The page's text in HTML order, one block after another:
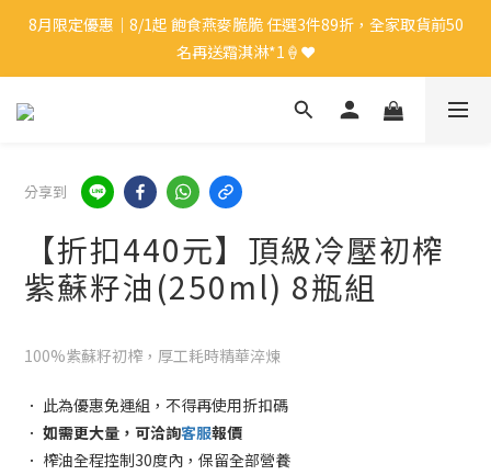
8月限定優惠｜8/1起 飽食燕麥脆脆 任選3件89折，全家取貨前50
名再送霜淇淋*1🍦❤️
8月限定優惠｜8/1起 飽食燕麥脆脆 任選3件89折，全家取貨前50
名再送霜淇淋*1🍦❤️
新會員🎁｜註冊會員即送$50購物金
中秋禮盒優惠｜單盒折起，最高享9折再送蛋白麵*1👍🏻✨
8月限定優惠｜8/1起 飽食燕麥脆脆 任選3件89折，全家取貨前50
名再送霜淇淋*1🍦❤️
分享到
【折扣440元】頂級冷壓初榨
紫蘇籽油(250ml) 8瓶組
100%紫蘇籽初榨，厚工耗時精華淬煉
． 此為優惠免運組，不得再使用折扣碼
． 如需更大量，可洽詢客服報價
． 榨油全程控制30度內，保留全部營養